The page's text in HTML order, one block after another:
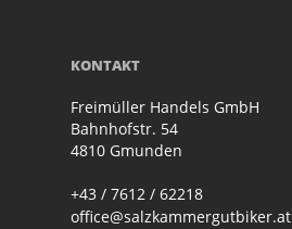
KONTAKT
Freimüller Handels GmbH
Bahnhofstr. 54
4810 Gmunden
+43 / 7612 / 62218
office@salzkammergutbiker.at